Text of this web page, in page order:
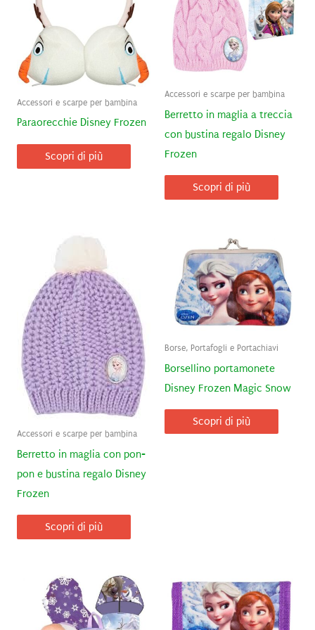
Accessori e scarpe per bambina
Paraorecchie Disney Frozen
Scopri di più
Accessori e scarpe per bambina
Berretto in maglia a treccia
con bustina regalo Disney
Frozen
Scopri di più
Accessori e scarpe per bambina
Berretto in maglia con pon-
pon e bustina regalo Disney
Frozen
Scopri di più
Borse, Portafogli e Portachiavi
Borsellino portamonete
Disney Frozen Magic Snow
Scopri di più